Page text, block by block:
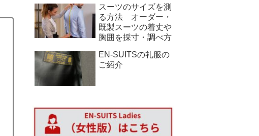
スーツのサイズを測
る方法 オーダー・
既製スーツの着丈や
胸囲を採寸・調べ方
EN-SUITSの礼服の
ご紹介